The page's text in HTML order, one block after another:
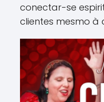
conectar-se
clientes mesmo à